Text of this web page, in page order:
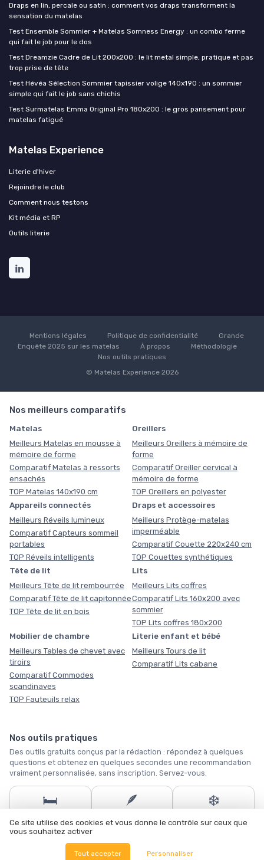
Draps en lin, percale ou satin : comment vos draps transforment la
sensation du matelas
Test Ensemble Sommier + Matelas Somness Energy : un combo ferme
qui fait le job pour le dos
Test Dreamzie Cadre de Lit 200x200 : le lit metal simple, pratique et pas
trop prise de tête
Test Hévéa Sélection Sommier tapissier volige 140x190 : un sommier
simple qui fait le job sans chichis
Test Surmatelas Emma Original Pro 180x200 : le gros pansement pour
matelas fatigué
Matelas Experience
Literie d'hiver
Rejoindre le club
Comment nous testons
Kit média et RP
Outils literie
Mentions légales Politique de confidentialité
Grande
Enquête 2025 sur les matelas
À propos
Méthodologie
Nos outils pratiques
© Matelas Experience 2026
Nos meilleurs comparatifs
Matelas
Meilleurs Matelas en mousse à
mémoire de forme
Comparatif Matelas à ressorts
ensachés
TOP Matelas 140x190 cm
Oreillers
Meilleurs Oreillers à mémoire de
forme
Comparatif Oreiller cervical à
mémoire de forme
TOP Oreillers en polyester
Appareils connectés
Meilleurs Réveils lumineux
Comparatif Capteurs sommeil
portables
TOP Réveils intelligents
Draps et accessoires
Meilleurs Protège-matelas
imperméable
Comparatif Couette 220x240 cm
TOP Couettes synthétiques
Tête de lit
Meilleurs Tête de lit rembourrée
Comparatif Tête de lit capitonnée
TOP Tête de lit en bois
Lits
Meilleurs Lits coffres
Comparatif Lits 160x200 avec
sommier
TOP Lits coffres 180x200
Mobilier de chambre
Meilleurs Tables de chevet avec
tiroirs
Comparatif Commodes
scandinaves
TOP Fauteuils relax
Literie enfant et bébé
Meilleurs Tours de lit
Comparatif Lits cabane
Nos outils pratiques
Des outils gratuits conçus par la rédaction : répondez à quelques
questions et obtenez en quelques secondes une recommandation
vraiment personnalisée, sans inscription. Servez-vous.
🛏️
faut-il ?
🪶
couette ?
❄️
hiver
Ce site utilise des cookies et vous donne le contrôle sur ceux que
vous souhaitez activer
Tout accepter Personnaliser